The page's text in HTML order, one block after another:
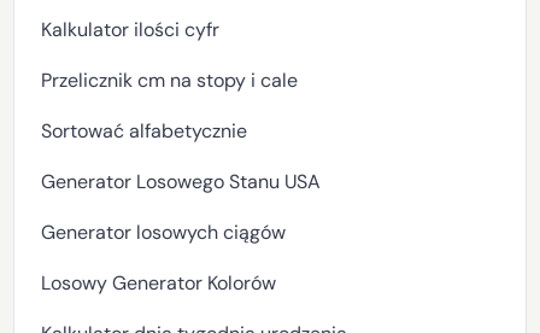
Kalkulator ilości cyfr
Przelicznik cm na stopy i cale
Sortować alfabetycznie
Generator Losowego Stanu USA
Generator losowych ciągów
Losowy Generator Kolorów